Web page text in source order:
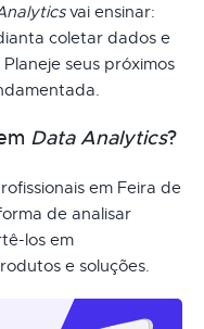
vai ensinar:
coletar dados e
seus próximos
Data Analytics?
em Feira de
de analisar
los em
e soluções.